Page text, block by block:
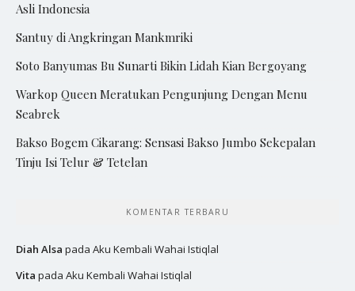
Asli Indonesia
Santuy di Angkringan Mankmriki
Soto Banyumas Bu Sunarti Bikin Lidah Kian Bergoyang
Warkop Queen Meratukan Pengunjung Dengan Menu
Seabrek
Bakso Bogem Cikarang: Sensasi Bakso Jumbo Sekepalan
Tinju Isi Telur & Tetelan
KOMENTAR TERBARU
Diah Alsa pada Aku Kembali Wahai Istiqlal
Vita pada Aku Kembali Wahai Istiqlal